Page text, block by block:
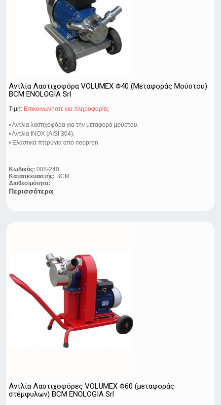
Αντλία Λαστιχοφόρα VOLUMEX Φ40 (Μεταφοράς Μούστου)
BCM ENOLOGIA Srl
Τιμή: Eπικοινωνήστε για πληροφορίες
• Αντλία λαστιχοφόρα για την μεταφορά μούστου.
• Αντλία ΙΝΟΧ (AISI 304).
• Ελαστικά πτερύγια από neopren
Κωδικός: 008-240
Κατασκευαστής: BCM
Διαθεσιμότητα:
Περισσότερα
Αντλία Λαστιχοφόρες VOLUMEX Φ60 (μεταφοράς
στέμφυλων) BCM ENOLOGIA Srl